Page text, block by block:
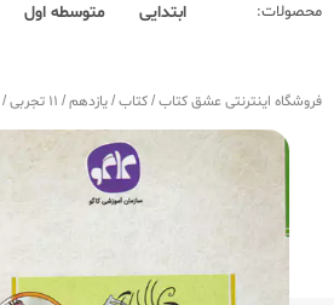
محصولات: ابتدایی متوسطه اول
فروشگاه اینترنتی عشق کتاب/کتاب/یازدهم/ 11 تجربی /